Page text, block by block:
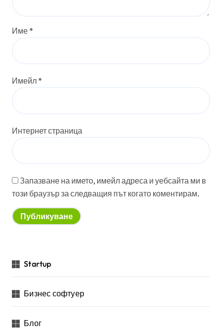
Име *
Имейл *
Интернет страница
Запазване на името, имейл адреса и уебсайта ми в
този браузър за следващия път когато коментирам.
Startup
Бизнес софтуер
Блог